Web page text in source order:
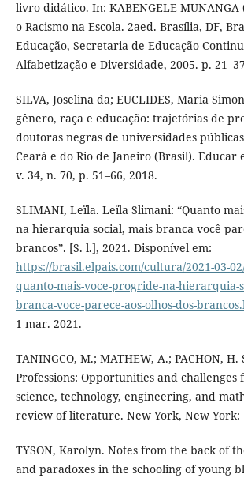
livro didático. In: KABENGELE
o Racismo na Escola. 2aed. Brasília, DF,
Educação, Secretaria de Educação
Alfabetização e Diversidade, 2005. p.
SILVA, Joselina da; EUCLIDES, Maria
gênero, raça e educação: trajetórias de
doutoras negras de universidades
Ceará e do Rio de Janeiro (Brasil). Educar
v. 34, n. 70, p. 51–66, 2018.
SLIMANI, Leïla. Leïla Slimani: “Quanto
na hierarquia social, mais branca você
brancos”. [S. l.], 2021. Disponível em:
https://brasil.elpais.com/cultura/2021-03-
quanto-mais-voce-progride-na-hierarquia-
branca-voce-parece-aos-olhos-dos-
1 mar. 2021.
TANINGCO, M.; MATHEW, A.; PACHON, H.
Professions: Opportunities and challenges
science, technology, engineering, and
review of literature. New York, New York:
TYSON, Karolyn. Notes from the back of
and paradoxes in the schooling of young